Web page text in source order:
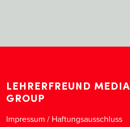
LEHRERFREUND MEDIA
GROUP
Impressum / Haftungsausschluss